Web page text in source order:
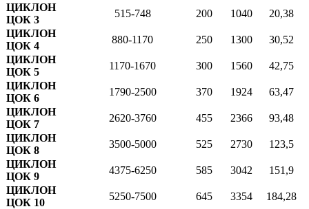
ЦИКЛОН
ЦОК 3
515-748 200 1040
20,38
ЦИКЛОН
ЦОК 4
880-1170 250 1300
30,52
ЦИКЛОН
ЦОК 5
1170-1670 300 1560
42,75
ЦИКЛОН
ЦОК 6
1790-2500 370 1924
63,47
ЦИКЛОН
ЦОК 7
2620-3760 455 2366
93,48
ЦИКЛОН
ЦОК 8
3500-5000 525 2730
123,5
ЦИКЛОН
ЦОК 9
4375-6250 585 3042
151,9
ЦИКЛОН
ЦОК 10
5250-7500 645 3354
184,28